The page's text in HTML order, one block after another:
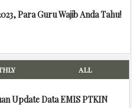
Para Guru Wajib Anda Tahu!
ALL
Update Data EMIS PTKIN